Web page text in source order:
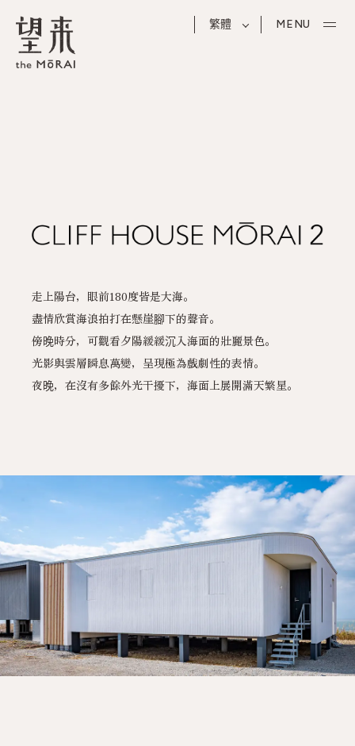
繁體 MENU
走上陽台，眼前180度皆是大海。
盡情欣賞海浪拍打在懸崖腳下的聲音。
傍晚時分，可觀看夕陽緩緩沉入海面的壯麗景色。
光影與雲層瞬息萬變，呈現極為戲劇性的表情。
夜晚，在沒有多餘外光干擾下，海面上展開滿天繁星。